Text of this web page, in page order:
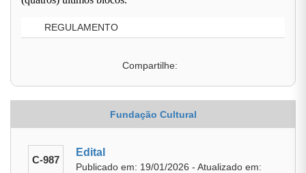
REGULAMENTO
Compartilhe:
Fundação Cultural
C-987
Edital
Publicado em: 19/01/2026 - Atualizado em: